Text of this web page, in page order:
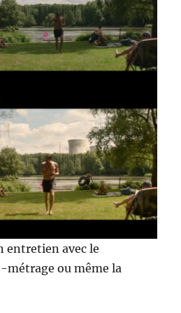
entretien avec le
ou même la